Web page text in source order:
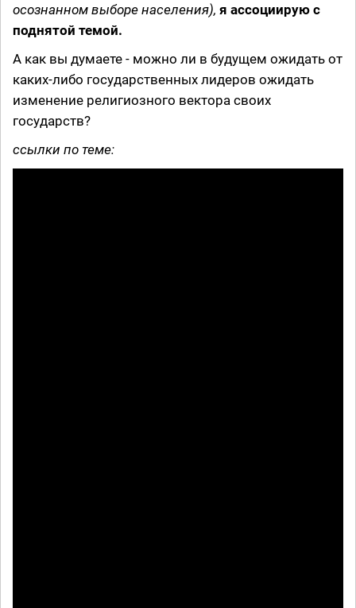
осознанном выборе населения), я ассоциирую с
поднятой темой.
А как вы думаете - можно ли в будущем ожидать от
каких-либо государственных лидеров ожидать
изменение религиозного вектора своих
государств?
ссылки по теме: